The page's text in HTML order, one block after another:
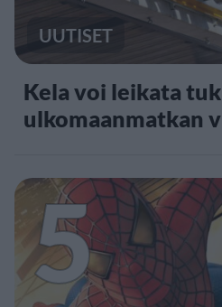
UUTISET
Kela voi leikata
ulkomaanmatkan
5